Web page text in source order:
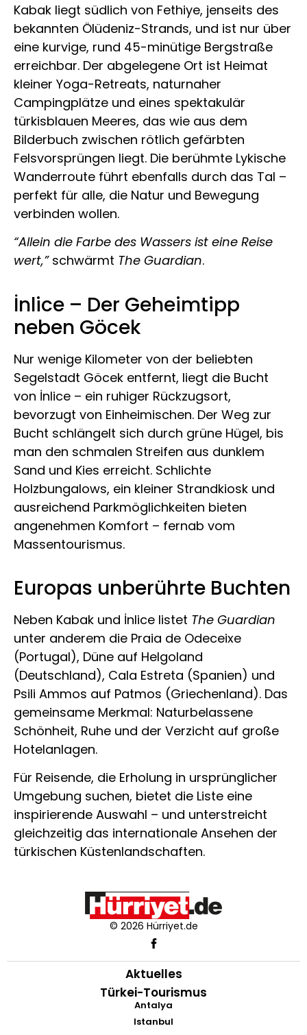
Kabak liegt südlich von Fethiye, jenseits des
bekannten Ölüdeniz-Strands, und ist nur über
eine kurvige, rund 45-minütige Bergstraße
erreichbar. Der abgelegene Ort ist Heimat
kleiner Yoga-Retreats, naturnaher
Campingplätze und eines spektakulär
türkisblauen Meeres, das wie aus dem
Bilderbuch zwischen rötlich gefärbten
Felsvorsprüngen liegt. Die berühmte Lykische
Wanderroute führt ebenfalls durch das Tal –
perfekt für alle, die Natur und Bewegung
verbinden wollen.
“Allein die Farbe des Wassers ist eine Reise
wert,”schwärmt The Guardian.
İnlice – Der Geheimtipp
neben Göcek
Nur wenige Kilometer von der beliebten
Segelstadt Göcek entfernt, liegt die Bucht
von İnlice – ein ruhiger Rückzugsort,
bevorzugt von Einheimischen. Der Weg zur
Bucht schlängelt sich durch grüne Hügel, bis
man den schmalen Streifen aus dunklem
Sand und Kies erreicht. Schlichte
Holzbungalows, ein kleiner Strandkiosk und
ausreichend Parkmöglichkeiten bieten
angenehmen Komfort – fernab vom
Massentourismus.
Europas unberührte Buchten
Neben Kabak und İnlice listet The Guardian
unter anderem die Praia de Odeceixe
(Portugal), Düne auf Helgoland
(Deutschland), Cala Estreta (Spanien) und
Psili Ammos auf Patmos (Griechenland). Das
gemeinsame Merkmal: Naturbelassene
Schönheit, Ruhe und der Verzicht auf große
Hotelanlagen.
Für Reisende, die Erholung in ursprünglicher
Umgebung suchen, bietet die Liste eine
inspirierende Auswahl – und unterstreicht
gleichzeitig das internationale Ansehen der
türkischen Küstenlandschaften.
© 2026 Hürriyet.de
Aktuelles
Türkei-Tourismus
Antalya
Istanbul